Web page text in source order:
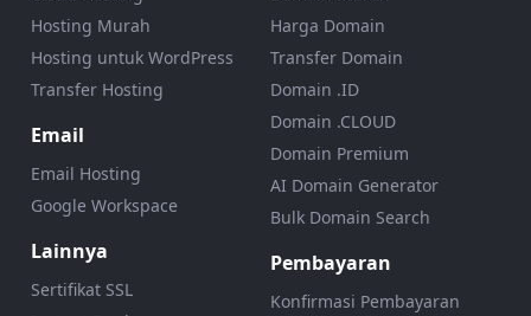
Hosting Murah
Hosting untuk WordPress
Transfer Hosting
Email
Email Hosting
Google Workspace
Lainnya
Sertifikat SSL
Harga Domain
Transfer Domain
Domain .ID
Domain .CLOUD
Domain Premium
AI Domain Generator
Bulk Domain Search
Pembayaran
Konfirmasi Pembayaran